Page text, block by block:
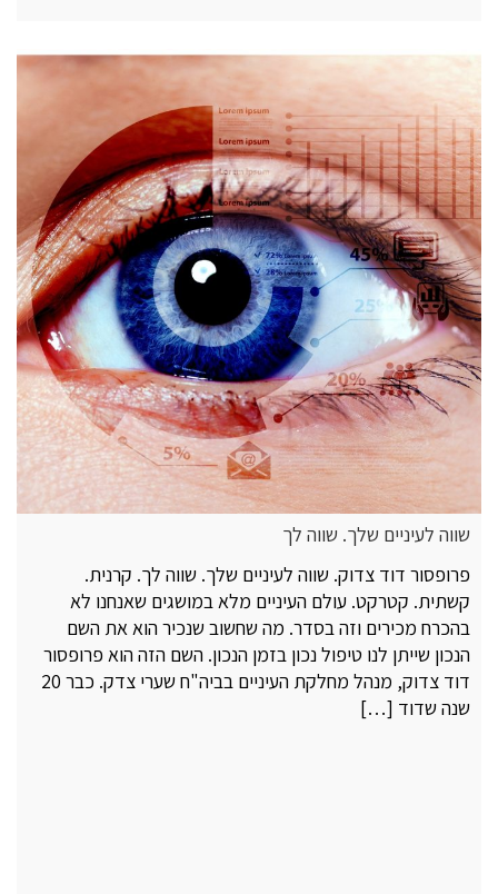
שווה לעיניים שלך. שווה לך
פרופסור דוד צדוק. שווה לעיניים שלך. שווה לך. קרנית.
קשתית. קטרקט. עולם העיניים מלא במושגים שאנחנו לא
בהכרח מכירים וזה בסדר. מה שחשוב שנכיר הוא את השם
הנכון שייתן לנו טיפול נכון בזמן הנכון. השם הזה הוא פרופסור
דוד צדוק, מנהל מחלקת העיניים בביה"ח שערי צדק. כבר 20
שנה שדוד […]